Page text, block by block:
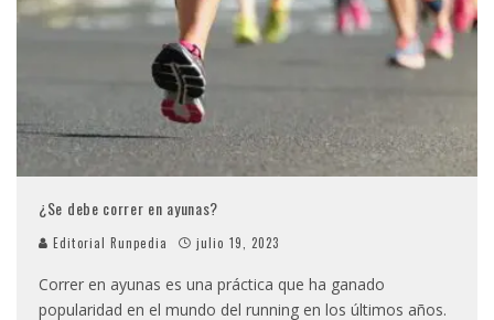
¿Se debe correr en ayunas?
Editorial Runpedia julio 19, 2023
Correr en ayunas es una práctica que ha ganado
popularidad en el mundo del running en los últimos años.